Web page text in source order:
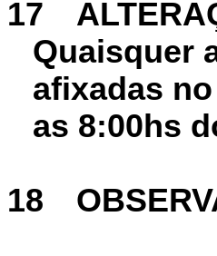
17
Quaisquer
afixadas
as 8:00hs
18